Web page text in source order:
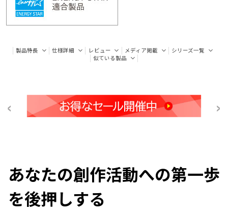
製品特長 仕様詳細 レビュー メディア掲載
シリーズ一覧
似ている製品
あなたの創作活動への第一歩
を後押しする